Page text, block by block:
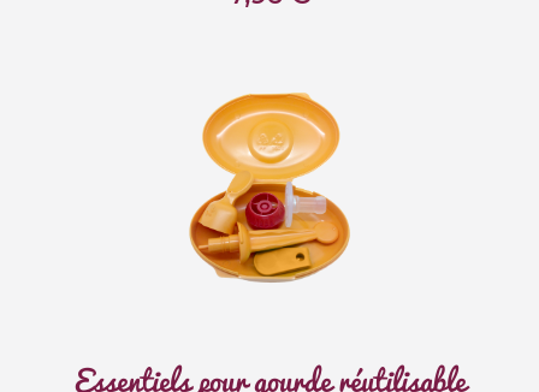
Essentiels pour gourde réutilisable